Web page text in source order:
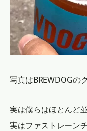
写真はBREWDOGの
実は僕らはほとんど
実はファストレーン